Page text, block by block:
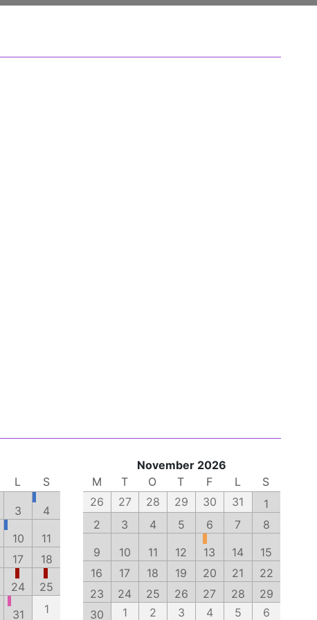
L
S
3
4
10
11
17
18
24
25
31 1
November 2026
M
T O T F L
S
26
27 28 29 30 31
1
2
3 4 5 6 7
8
9
10 11 12 13 14
15
16
17 18 19 20 21
22
23
24 25 26 27 28
29
30
1 2 3 4 5 6